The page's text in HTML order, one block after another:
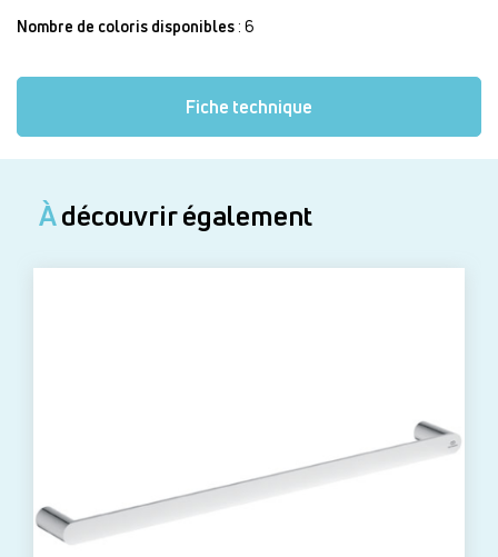
Nombre de coloris disponibles : 6
Fiche technique
Àdécouvrir également